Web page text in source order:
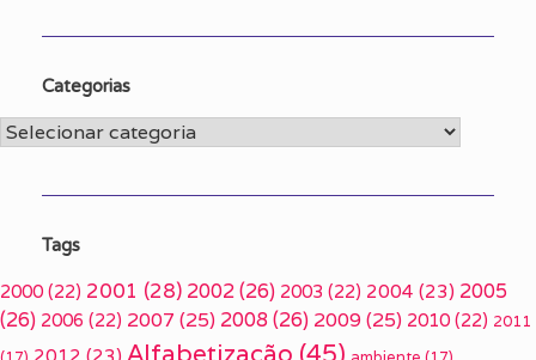
Categorias
Categorias
Tags
2000 (22) 2001 (28) 2002(26) 2003 (22) 2004 (23) 2005
(26) 2006 (22) 2007 (25) 2008(26) 2009(25) 2010 (22) 2011
2012 (23) Alfabetização (45)